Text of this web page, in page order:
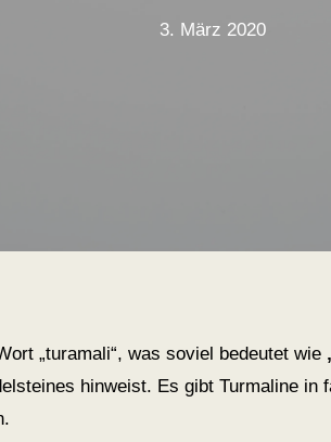
3. März 2020
„turamali“, was soviel bedeutet wie
hinweist. Es gibt Turmaline